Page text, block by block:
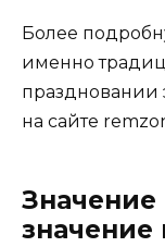
Более
именно
праздновании
на сайте
Значение
значение